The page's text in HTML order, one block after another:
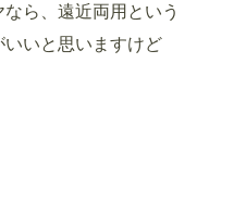
ら、遠近両用という
いと思いますけど